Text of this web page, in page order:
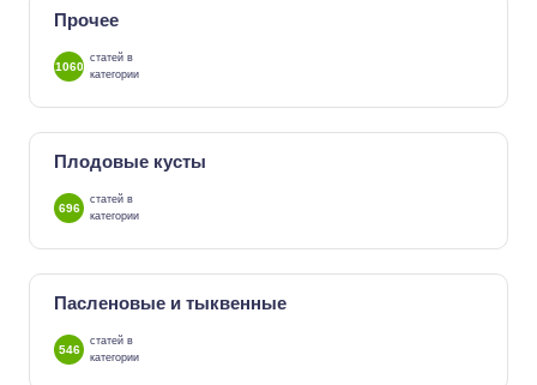
Прочее
1060
статей в
категории
Плодовые кусты
696
статей в
категории
Пасленовые и тыквенные
546
статей в
категории